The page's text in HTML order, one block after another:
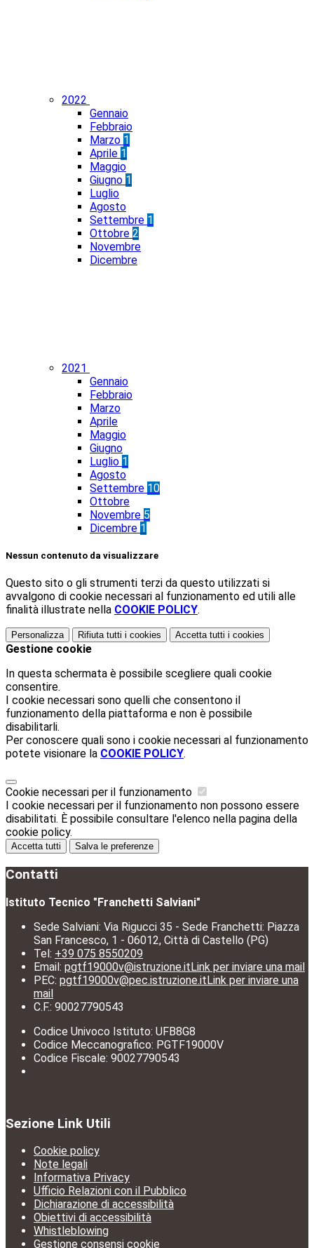
2022
Gennaio
Febbraio
Marzo 1
Aprile 1
Maggio
Giugno 1
Luglio
Agosto
Settembre 1
Ottobre 2
Novembre
Dicembre
2021
Gennaio
Febbraio
Marzo
Aprile
Maggio
Giugno
Luglio 1
Agosto
Settembre 10
Ottobre
Novembre 5
Dicembre 1
Nessun contenuto da visualizzare
Questo sito o gli strumenti terzi da questo utilizzati si
avvalgono di cookie necessari al funzionamento ed utili alle
finalità illustrate nella COOKIE POLICY.
Personalizza Rifiuta tutti i cookies Accetta tutti i cookies
Gestione cookie
In questa schermata è possibile scegliere quali cookie
consentire.
I cookie necessari sono quelli che consentono il
funzionamento della piattaforma e non è possibile
disabilitarli.
Per conoscere quali sono i cookie necessari al funzionamento
potete visionare la COOKIE POLICY.
Cookie necessari per il funzionamento
I cookie necessari per il funzionamento non possono essere
disabilitati. È possibile consultare l'elenco nella pagina della
cookie policy.
Accetta tutti Salva le preferenze
Contatti
Istituto Tecnico "Franchetti Salviani"
Sede Salviani: Via Rigucci 35 - Sede Franchetti: Piazza
San Francesco, 1 - 06012, Città di Castello (PG)
Tel: +39 075 8550209
Email: pgtf19000v@istruzione.itLink per inviare una mail
PEC: pgtf19000v@pec.istruzione.itLink per inviare una
mail
C.F.: 90027790543
Codice Univoco Istituto: UFB8G8
Codice Meccanografico: PGTF19000V
Codice Fiscale: 90027790543
Sezione Link Utili
Cookie policy
Note legali
Informativa Privacy
Ufficio Relazioni con il Pubblico
Dichiarazione di accessibilità
Obiettivi di accessibilità
Whistleblowing
Gestione consensi cookie